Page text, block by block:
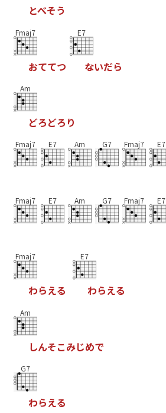
とべそう
Fmaj7
おててつ
E7
ないだら
Am
どろどろ り
Fmaj7 E7 Am G7 Fmaj7 E7
Fmaj7 E7 Am G7 Fmaj7 E7
Fmaj7
わらえる
E7
わらえる
Am
しんそこみじめで
G7
わらえる